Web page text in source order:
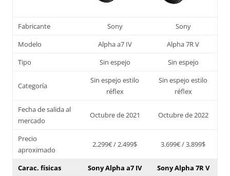
Fabricante Sony
Sony
Modelo
Alpha a7 IV
Alpha 7R V
Tipo
Sin espejo Sin espejo
Categoría
Sin espejo estilo
réflex
Sin espejo estilo
réflex
Fecha de salida al
mercado
Octubre de 2021 Octubre de 2022
Precio
aproximado
2.299€ / 2.499$ 3.699€ / 3.899$
Carac. físicas Sony Alpha a7 IV
Sony Alpha 7R V